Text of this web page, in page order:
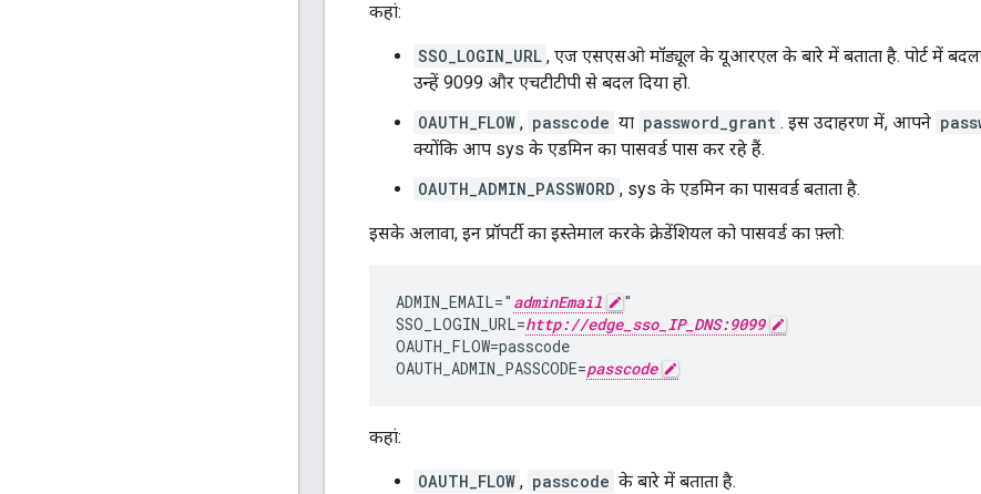
कहां:
SSO_LOGIN_URL , एज एसएसओ मॉड्यूल के यूआरएल के बारे में बताता है. पोर्ट में
उन्हें 9099 और एचटीटीपी से बदल दिया हो.
OAUTH_FLOW , passcode या password_grant . इस उदाहरण में, आपने
क्योंकि आप sys के एडमिन का पासवर्ड पास कर रहे हैं.
OAUTH_ADMIN_PASSWORD , sys के एडमिन का पासवर्ड बताता है.
इसके अलावा, इन प्रॉपर्टी का इस्तेमाल करके क्रेडेंशियल को पासवर्ड का फ़्लो:
ADMIN_EMAIL=" adminEmail
"
SSO_LOGIN_URL=http://edge_sso_IP_DNS:9099
OAUTH_FLOW=passcode
OAUTH_ADMIN_PASSCODE=passcode
कहां:
OAUTH_FLOW , passcode के बारे में बताता है.